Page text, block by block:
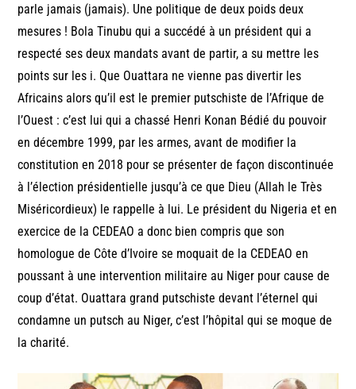
parle jamais (jamais). Une politique de deux poids deux
mesures ! Bola Tinubu qui a succédé à un président qui a
respecté ses deux mandats avant de partir, a su mettre les
points sur les i. Que Ouattara ne vienne pas divertir les
Africains alors qu’il est le premier putschiste de l’Afrique de
l’Ouest : c’est lui qui a chassé Henri Konan Bédié du pouvoir
en décembre 1999, par les armes, avant de modifier la
constitution en 2018 pour se présenter de façon discontinuée
à l’élection présidentielle jusqu’à ce que Dieu (Allah le Très
Miséricordieux) le rappelle à lui. Le président du Nigeria et en
exercice de la CEDEAO a donc bien compris que son
homologue de Côte d’Ivoire se moquait de la CEDEAO en
poussant à une intervention militaire au Niger pour cause de
coup d’état. Ouattara grand putschiste devant l’éternel qui
condamne un putsch au Niger, c’est l’hôpital qui se moque de
la charité.